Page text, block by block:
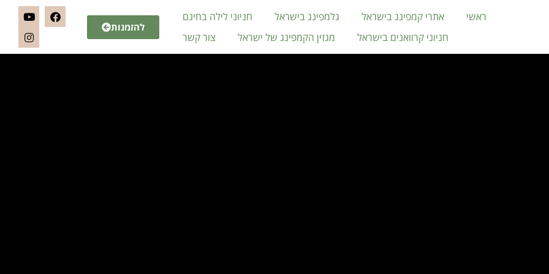
ראשי אתרי קמפינג בישראל גלמפינג בישראל
חניוני לילה בחינם
חניוני קרוואנים בישראל
מגזין הקמפינג של ישראל צור קשר
להזמנות